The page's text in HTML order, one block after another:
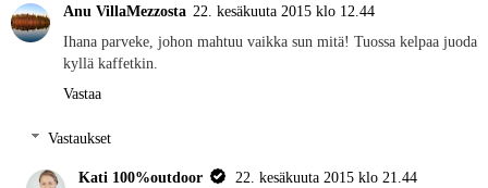
Anu VillaMezzosta 22. kesäkuuta 2015 klo 12.44
Ihana parveke, johon mahtuu vaikka sun mitä! Tuossa kelpaa juoda
kyllä kaffetkin.
Vastaa
Vastaukset
Kati 100%outdoor
22. kesäkuuta 2015 klo 21.44